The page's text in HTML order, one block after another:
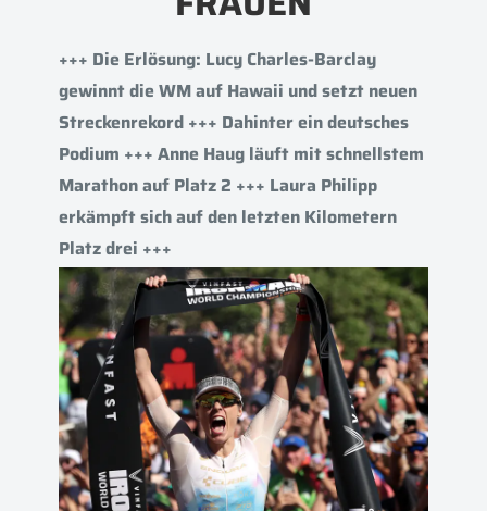
+++ Die Erlösung: Lucy Charles-Barclay
gewinnt die WM auf Hawaii und setzt neuen
Streckenrekord +++ Dahinter ein deutsches
Podium +++ Anne Haug läuft mit schnellstem
Marathon auf Platz 2 +++ Laura Philipp
erkämpft sich auf den letzten Kilometern
Platz drei +++